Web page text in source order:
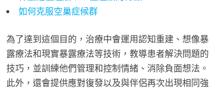
如何克服空巢症候群
為了達到這個目的，治療中會運用認知重建、想像暴
露療法和現實暴露療法等技術，教導患者解決問題的
技巧，並訓練他們管理和控制情緒、消除負面想法。
此外，還會提供應對復發以及與伴侶再次出現相同強